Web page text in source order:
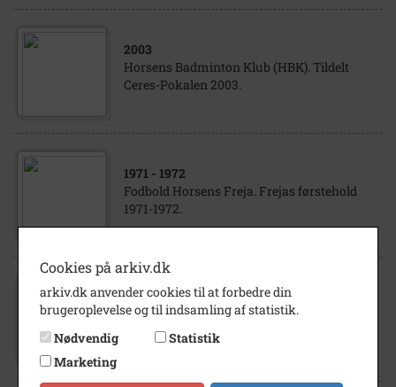
2003
Horsens Badminton Klub (HBK). Tildelt
Ceres-Pokalen 2003.
1971 - 1972
Fodbold Horsens Freja. Frejas førstehold
1971-1972.
1985
Fodbold. Horsens Forenede Sportsklubber
(HFS). Ynglingehold 1985
Cookies på arkiv.dk
arkiv.dk anvender cookies til at forbedre din
brugeroplevelse og til indsamling af statistik.
Nødvendig
Statistik
Marketing